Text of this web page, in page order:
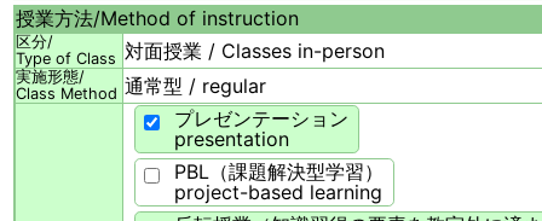
授業方法/Method of instruction
区分/
Type of Class 対面授業 / Classes in-person
実施形態/
Class Method 通常型 / regular
プレゼンテーション
presentation
PBL（課題解決型学習）
project-based learning